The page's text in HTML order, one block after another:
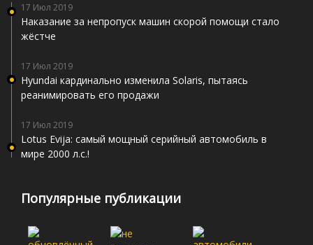
17 Июл 2019
Наказание за непропуск машин скорой помощи стало
жёстче
17 Июл 2019
Hyundai кардинально изменила Solaris, пытаясь
реанимировать его продажи
17 Июл 2019
Lotus Evija: самый мощный серийный автомобиль в
мире 2000 л.с.!
Популярные публикации